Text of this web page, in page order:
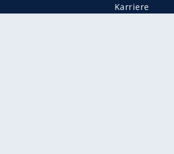
Karriere